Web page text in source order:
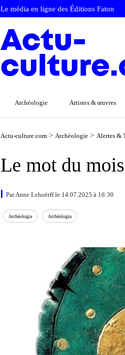
Le média en ligne des Éditions Faton
Archéologie Artistes & œuvres
Actu-culture.com > Archéologie > Alertes &
Le mot du
Par Anne Lehoërff le 14.07.2025 à 16:30
Archéologia Archéologia